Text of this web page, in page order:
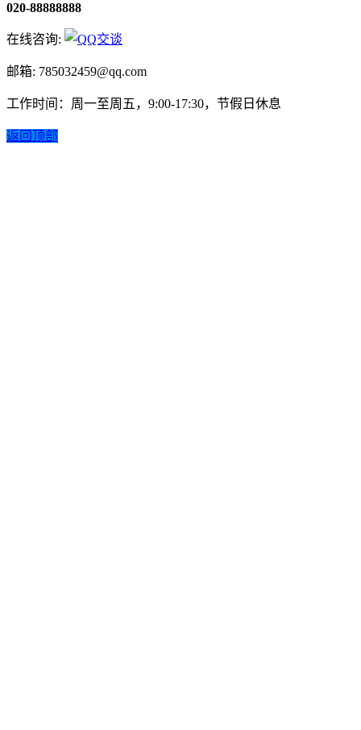
020-88888888
在线咨询:
邮箱: 785032459@qq.com
工作时间：周一至周五，9:00-17:30，节假日休息
返回顶部